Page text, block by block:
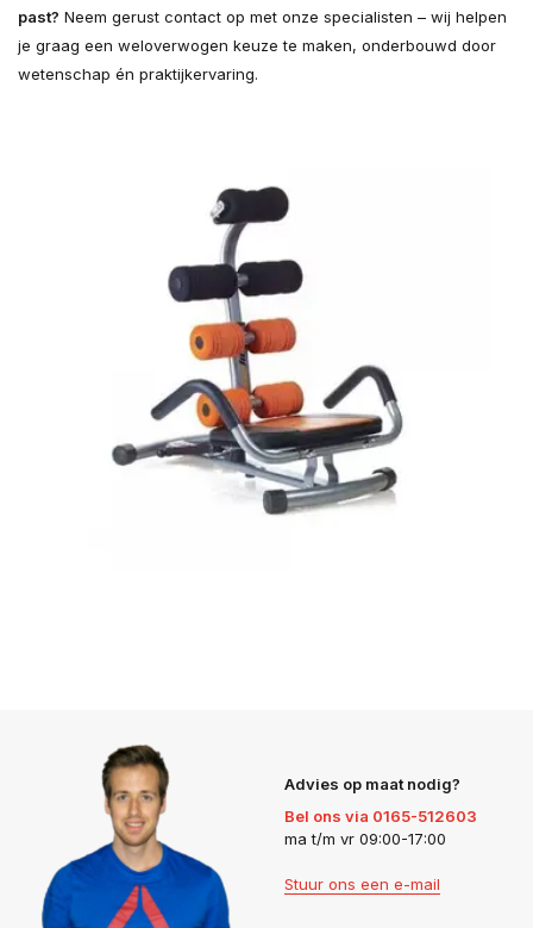
past? Neem gerust contact op met onze specialisten – wij helpen
je graag een weloverwogen keuze te maken, onderbouwd door
wetenschap én praktijkervaring.
Advies op maat nodig?
Bel ons via 0165-512603
ma t/m vr 09:00-17:00
Stuur ons een e-mail